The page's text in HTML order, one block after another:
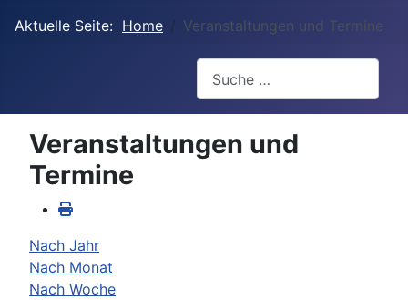
Aktuelle Seite: Home Veranstaltungen und Termine
Veranstaltungen und
Termine
Nach Jahr
Nach Monat
Nach Woche